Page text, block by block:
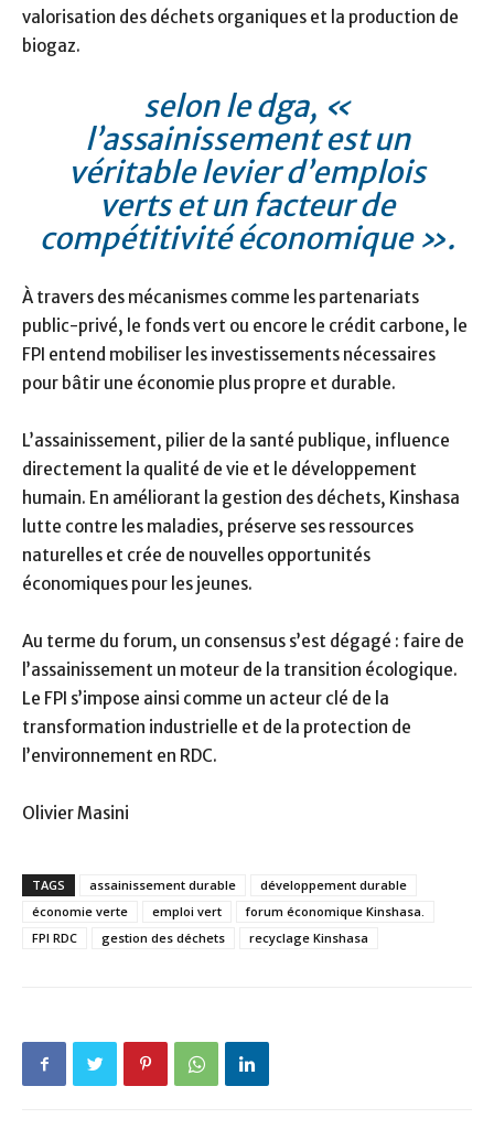
valorisation des déchets organiques et la production de
biogaz.
selon le dga, «
l’assainissement est un
véritable levier d’emplois
verts et un facteur de
compétitivité économique ».
À travers des mécanismes comme les partenariats
public-privé, le fonds vert ou encore le crédit carbone, le
FPI entend mobiliser les investissements nécessaires
pour bâtir une économie plus propre et durable.
L’assainissement, pilier de la santé publique, influence
directement la qualité de vie et le développement
humain. En améliorant la gestion des déchets, Kinshasa
lutte contre les maladies, préserve ses ressources
naturelles et crée de nouvelles opportunités
économiques pour les jeunes.
Au terme du forum, un consensus s’est dégagé : faire de
l’assainissement un moteur de la transition écologique.
Le FPI s’impose ainsi comme un acteur clé de la
transformation industrielle et de la protection de
l’environnement en RDC.
Olivier Masini
TAGS assainissement durable
développement durable
économie verte
emploi vert
forum économique Kinshasa.
FPI RDC
gestion des déchets recyclage Kinshasa